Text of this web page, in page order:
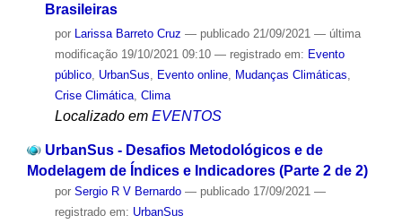
Brasileiras
por Larissa Barreto Cruz — publicado21/09/2021 — última
modificação19/10/2021 09:10 — registrado em: Evento
público, UrbanSus Evento online, Mudanças Climáticas
Crise Climática, Clima
Localizado em EVENTOS
UrbanSus - Desafios Metodológicos e de
Modelagem de Índices e Indicadores (Parte 2 de 2)
por Sergio R V Bernardo — publicado17/09/2021 —
registrado em: UrbanSus